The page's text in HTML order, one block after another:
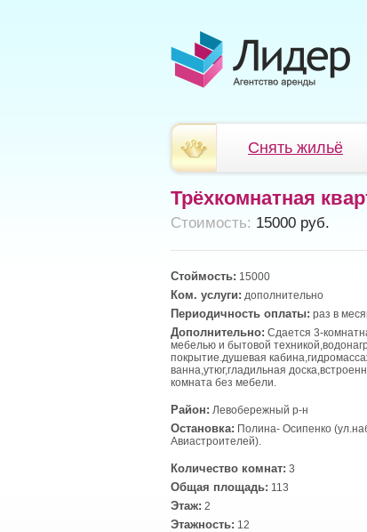
Снять жильё
Трёхкомнатная
Cтоимость: 15000 руб.
Стоймость: 15000
Ком. услуги: дополнительно
Периодичность оплаты: раз в
Дополнительно: Сдается 3-
мебелью и бытовой
покрытие.душевая
ванна,утюг,гладильная
комната без мебели.
Район: Левобережный р-н
Остановка: Полина- Осипенко
Авиастроителей).
Количество комнат: 3
Общая площадь: 113
Этаж: 2
Этажность: 12